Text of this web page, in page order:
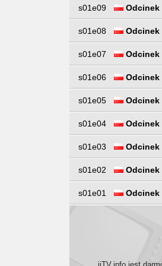
s01e09 Odcinek
s01e08 Odcinek
s01e07 Odcinek
s01e06 Odcinek
s01e05 Odcinek
s01e04 Odcinek
s01e03 Odcinek
s01e02 Odcinek
s01e01 Odcinek